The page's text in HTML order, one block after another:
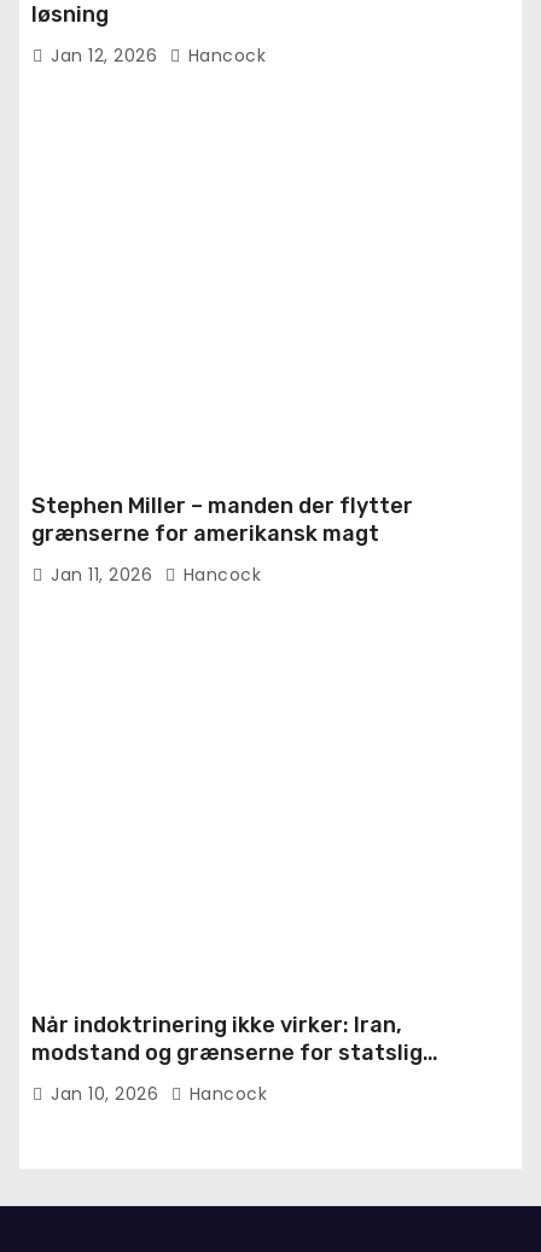
løsning
Jan 12, 2026 Hancock
Stephen Miller – manden der flytter
grænserne for amerikansk magt
Jan 11, 2026 Hancock
Når indoktrinering ikke virker: Iran,
modstand og grænserne for statslig
hjernevask
Jan 10, 2026 Hancock